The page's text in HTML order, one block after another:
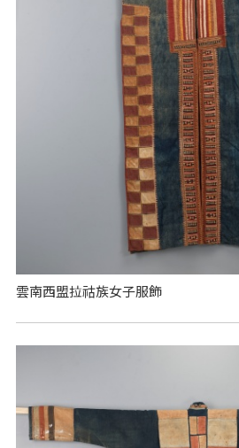
雲南西盟拉祜族女子服飾